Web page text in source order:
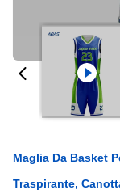
Maglia Da Basket
Traspirante,